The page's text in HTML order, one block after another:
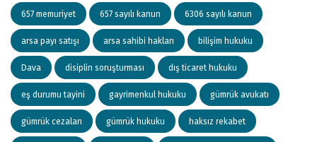
657 memuriyet 657 sayılı kanun 6306 sayılı kanun
arsa payı satışı arsa sahibi hakları bilişim hukuku
Dava disiplin soruşturması dış ticaret hukuku
eş durumu tayini gayrimenkul hukuku gümrük avukatı
gümrük cezaları gümrük hukuku haksız rekabet